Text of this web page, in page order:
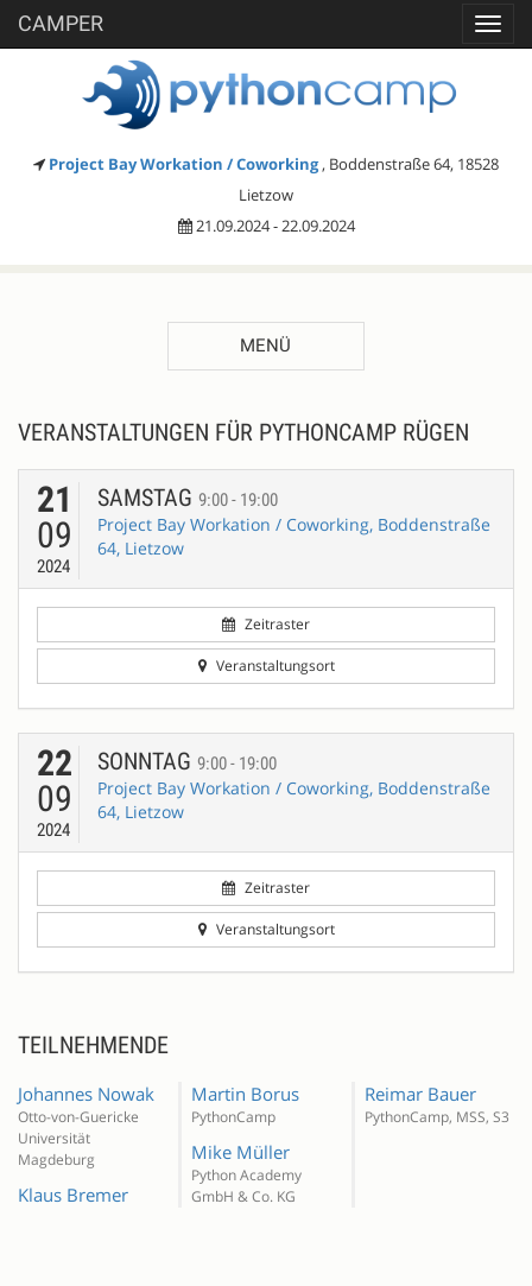
CAMPER
Project Bay Workation / Coworking , Boddenstraße 64, 18528
Lietzow
21.09.2024 - 22.09.2024
MENÜ
VERANSTALTUNGEN FÜR PYTHONCAMP RÜGEN
21
09
2024
SAMSTAG 9:00 - 19:00
Project Bay Workation / Coworking, Boddenstraße
64, Lietzow
Zeitraster
Veranstaltungsort
22
09
2024
SONNTAG 9:00 - 19:00
Project Bay Workation / Coworking, Boddenstraße
64, Lietzow
Zeitraster
Veranstaltungsort
TEILNEHMENDE
Johannes Nowak
Otto-von-Guericke
Universität
Magdeburg
Klaus Bremer
Martin Borus
PythonCamp
Mike Müller
Python Academy
GmbH & Co. KG
Reimar Bauer
PythonCamp, MSS, S3